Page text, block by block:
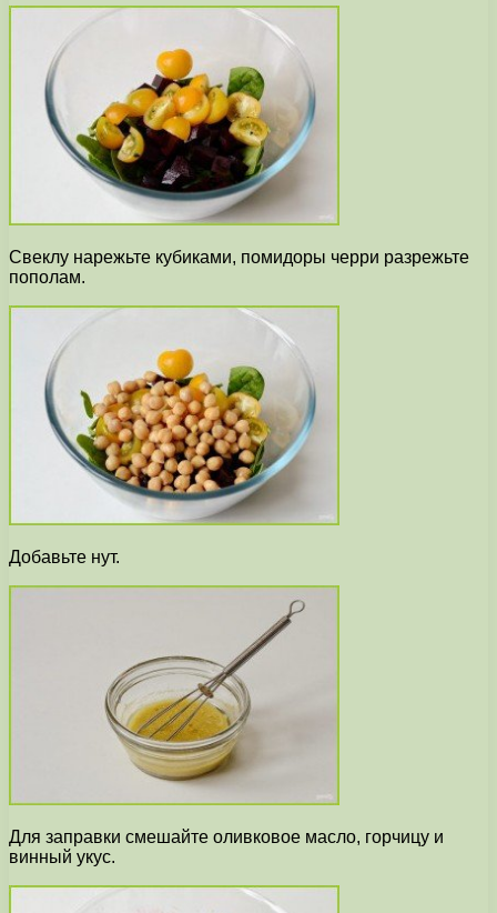
Свеклу нарежьте кубиками, помидоры черри разрежьте
пополам.
Добавьте нут.
Для заправки смешайте оливковое масло, горчицу и
винный укус.